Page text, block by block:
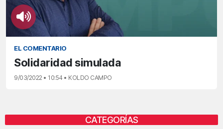
EL COMENTARIO
Solidaridad simulada
9/03/2022 • 10:54 • KOLDO CAMPO
CATEGORÍAS